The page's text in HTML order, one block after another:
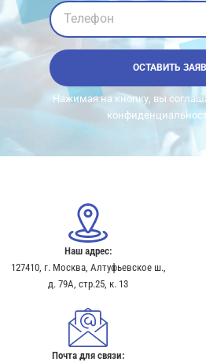
Телефон
ОСТАВИТЬ
Нажимая на кнопку, вы
Наш адрес:
127410, г. Москва, Алтуфьевское ш.,
д. 79А, стр.25, к. 13​
Почта для связи: